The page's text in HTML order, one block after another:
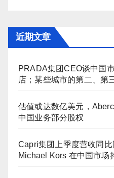
近期文章
PRADA集团CEO谈中国
店；某些城市的第二、第
估值或达数亿美元，
中国业务部分股权
Capri集团上季度营收同比
Michael Kors 在中国市场